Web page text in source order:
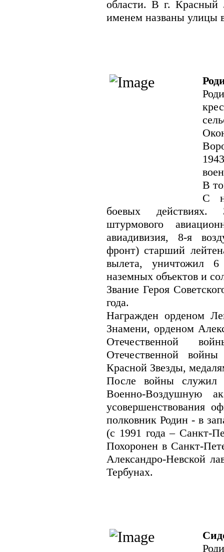
области. В г. Красный
именем названы улицы
В
С
боевых действиях.
штурмового
авиадивизия, 8-я
фронт) старший
вылета, уничтожил 6
наземных объектов и
Звание Героя
года.
Награжден орденом
Знамени, орденом
Отечественной
Отечественной
Красной Звезды,
После войны
Военно-Воздушную
усовершенствования
полковник Родин - в
(с 1991 года – Санкт-
Похоронен в Санкт-
Александро-Невской
Тербунах.